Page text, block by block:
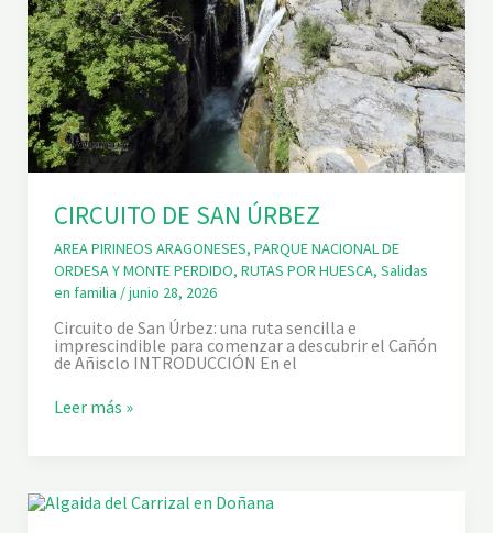
L
D
E
O
J
O
G
U
A
R
Ñ
CIRCUITO DE SAN ÚRBEZ
AREA PIRINEOS ARAGONESES, PARQUE NACIONAL DE
ORDESA Y MONTE PERDIDO, RUTAS POR HUESCA, Salidas
en familia /junio 28, 2026
Circuito de San Úrbez: una ruta sencilla e
imprescindible para comenzar a descubrir el Cañón
de Añisclo INTRODUCCIÓN En el
C
I
T
Leer más »